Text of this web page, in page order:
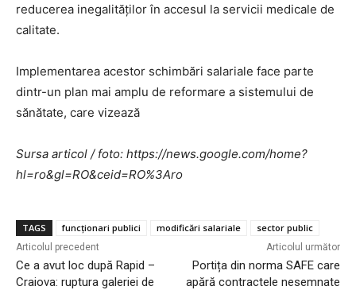
reducerea inegalităților în accesul la servicii medicale de
calitate.
Implementarea acestor schimbări salariale face parte
dintr-un plan mai amplu de reformare a sistemului de
sănătate, care vizează
Sursa articol / foto: https://news.google.com/home?
hl=ro&gl=RO&ceid=RO%3Aro
TAGS funcționari publici modificări salariale sector public
Articolul precedent
Ce a avut loc după Rapid –
Craiova: ruptura galeriei de
Articolul următor
Portița din norma SAFE care
apără contractele nesemnate